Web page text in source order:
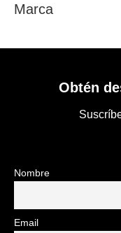
Marca
Obtén
Nombre
Email